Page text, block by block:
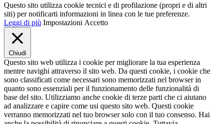
Questo sito utilizza cookie tecnici e di profilazione (propri e di altri
siti) per notificarti informazioni in linea con le tue preferenze.
Leggi di più Impostazioni Accetto
Chiudi
Questo sito web utilizza i cookie per migliorare la tua esperienza
mentre navighi attraverso il sito web. Da questi cookie, i cookie che
sono classificati come necessari sono memorizzati nel browser in
quanto sono essenziali per il funzionamento delle funzionalità di
base del sito. Utilizziamo anche cookie di terze parti che ci aiutano
ad analizzare e capire come usi questo sito web. Questi cookie
verranno memorizzati nel tuo browser solo con il tuo consenso. Hai